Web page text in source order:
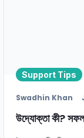
Support Tips
Swadhin Khan
উদ্যোক্তা কী?